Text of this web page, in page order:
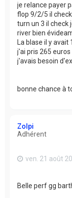
je relance payer
flop 9/2/5 il check
turn un 3 il check
river bien
La blase il y
j'ai pris 265
j'avais besoin
bonne chance à
Zolpi
Adhérent
ven. 21 août
Belle perf gg